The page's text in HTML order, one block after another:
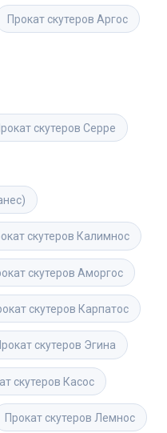
Прокат скутеров Аргос
скутеров Серре
скутеров Калимнос
скутеров Аморгос
скутеров Карпатос
скутеров Эгина
скутеров Касос
Прокат скутеров Лемнос